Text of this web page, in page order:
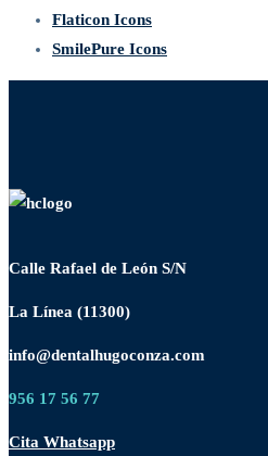
Flaticon Icons
SmilePure Icons
Calle Rafael de León S/N
La Línea (11300)
info@dentalhugoconza.com
956 17 56 77
Cita Whatsapp